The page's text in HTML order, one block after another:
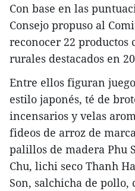
Con base en las
Consejo propuso al
reconocer 22 productos
rurales destacados en
Entre ellos figuran
estilo japonés, té de
incensarios y velas
fideos de arroz de
palillos de madera Phu
Chu, lichi seco Thanh
Son, salchicha de pollo,